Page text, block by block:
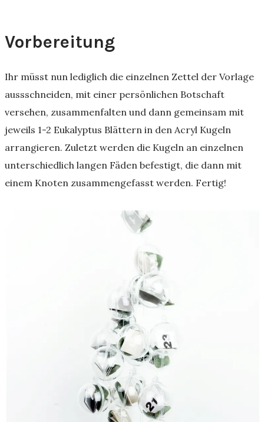
Vorbereitung
Ihr müsst nun lediglich die einzelnen Zettel der Vorlage
aussschneiden, mit einer persönlichen Botschaft
versehen, zusammenfalten und dann gemeinsam mit
jeweils 1-2 Eukalyptus Blättern in den Acryl Kugeln
arrangieren. Zuletzt werden die Kugeln an einzelnen
unterschiedlich langen Fäden befestigt, die dann mit
einem Knoten zusammengefasst werden. Fertig!